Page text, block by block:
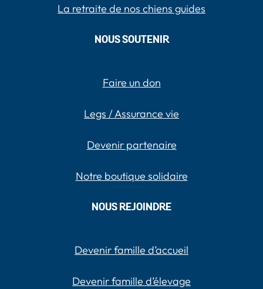
La retraite de nos chiens guides
NOUS SOUTENIR
Faire un don
Legs / Assurance vie
Devenir partenaire
Notre boutique solidaire
NOUS REJOINDRE
Devenir famille d’accueil
Devenir famille d’élevage